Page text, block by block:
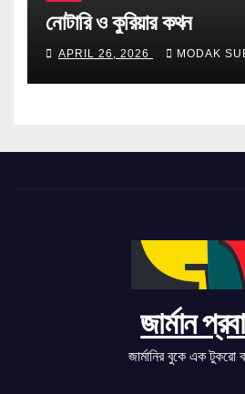
নোটারি ও কুরিয়ার কথন
APRIL 26, 2026 MODAK
জার্মান
জার্মানির বুকে এক টুকরো